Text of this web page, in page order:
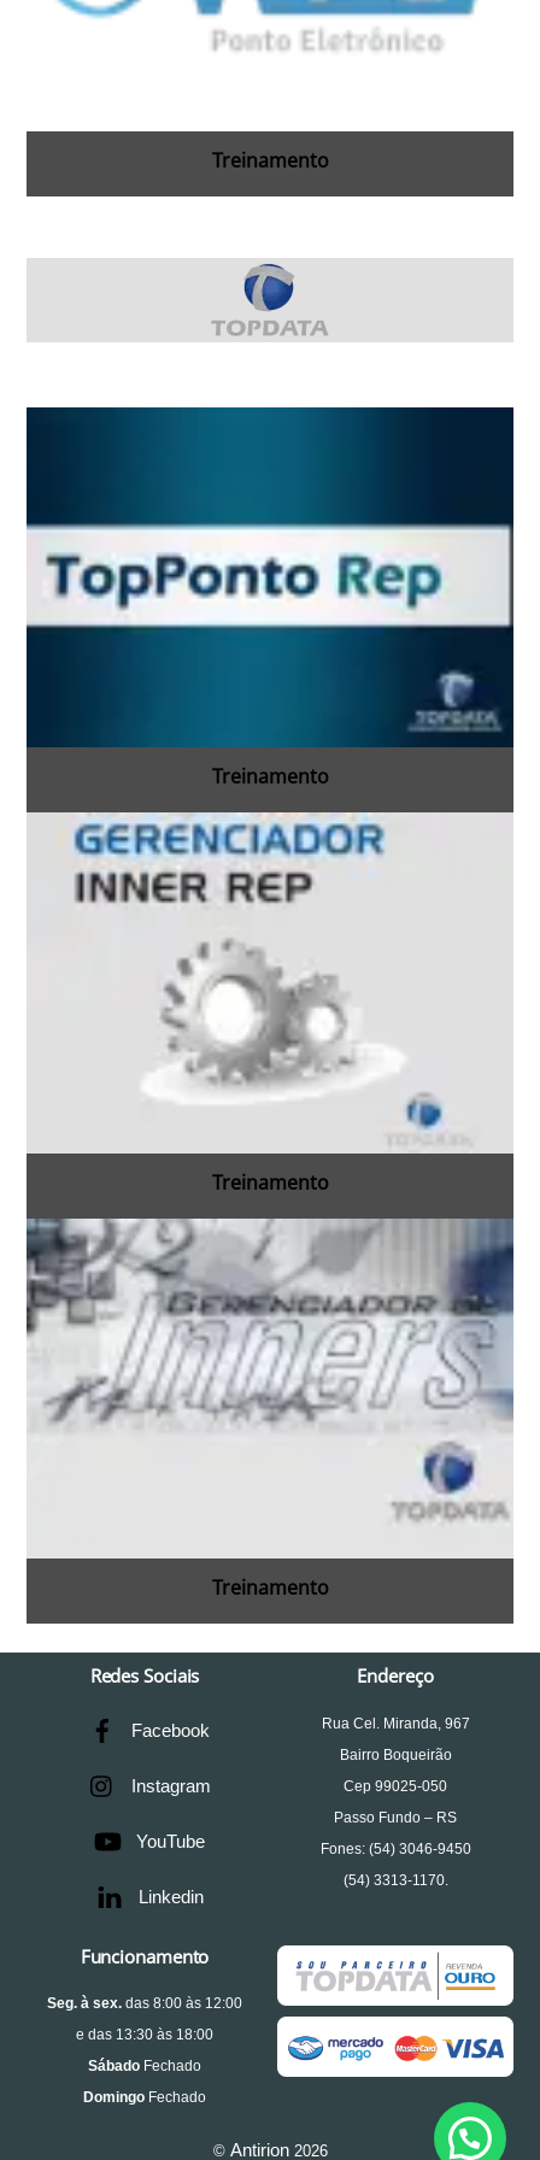
Treinamento
Treinamento
Treinamento
Treinamento
Redes Sociais
Facebook
Instagram
YouTube
Linkedin
Endereço
Rua Cel. Miranda, 967
Bairro Boqueirão
Cep 99025-050
Passo Fundo – RS
Fones: (54) 3046-9450
(54) 3313-1170.
Funcionamento
Seg. à sex.das 8:00 às 12:00
e das 13:30 às 18:00
SábadoFechado
DomingoFechado
© Antirion2026